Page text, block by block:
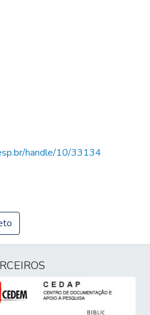
handle/10/33134